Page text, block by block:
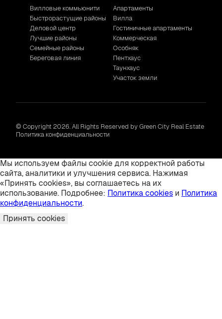
Вилловые коммьюнити
Быстрорастущие районы
Деловой центр
Лучшие районы
Семейные районы
Береговая линия
Апартаменты
Вилла
Гостиничные апартаменты
Коммерческая
Особняк
Пентхаус
Таунхаус
Участок земли
© Copyright 2026. All Rights Reserved by Green City Real Estate
Политика конфиденциальности
Мы используем файлы cookie для корректной работы
сайта, аналитики и улучшения сервиса. Нажимая
«Принять cookies», вы соглашаетесь на их
использование. Подробнее: Политика cookies и Политика
конфиденциальности.
Принять cookies